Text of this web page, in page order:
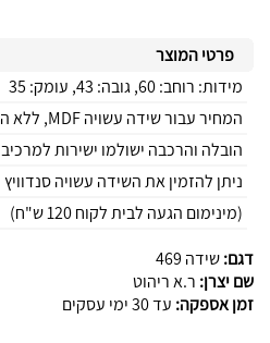
פרטי המוצר
מידות: רוחב: 60, גובה: 43, עומק: 35
המחיר עבור שידה עשויה MDF, ללא הובלה והרכבה
הובלה והרכבה ישולמו ישירות למרכיב
ניתן להזמין את השידה עשויה סנדוויץ
(מינימום הגעה לבית לקוח 120 ש"ח)
דגם:שידה 469
שם יצרן: ר.א ריהוט
זמן אספקה: עד 30 ימי עסקים